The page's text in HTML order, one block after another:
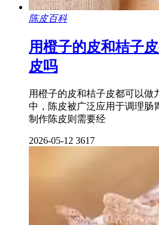
陈皮百科
用橙子的皮和桔子
皮吗
用橙子的皮和桔子皮都可以做
中，陈皮被广泛应用于调理肠
制作陈皮则需要经
2026-05-12 3617